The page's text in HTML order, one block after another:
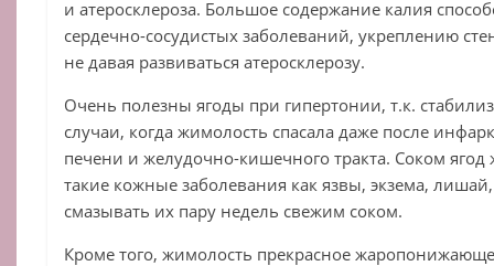
и атеросклероза. Большое содержание калия
сердечно-сосудистых заболеваний, укреплению
не давая развиваться атеросклерозу.
Очень полезны ягоды при гипертонии, т.к.
случаи, когда жимолость спасала даже после
печени и желудочно-кишечного тракта. Соком
такие кожные заболевания как язвы, экзема,
смазывать их пару недель свежим соком.
Кроме того, жимолость прекрасное